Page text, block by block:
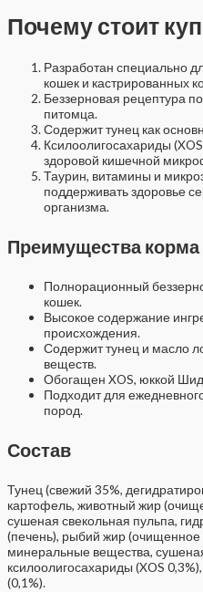
Почему стоит
Разработан специально
кошек и кастрированных
Беззерновая рецептура
питомца.
Содержит тунец как
Ксилоолигосахариды
здоровой кишечной
Таурин, витамины и
поддерживать здоровье
организма.
Преимущества корма
Полнорационный
кошек.
Высокое содержание
происхождения.
Содержит тунец и масло
веществ.
Обогащен XOS, юккой
Подходит для
пород.
Состав
Тунец (свежий 35%,
картофель, животный жир
сушеная свекольная пульпа,
(печень), рыбий жир (очищенное
минеральные вещества,
ксилоолигосахариды (XOS
(0,1%).